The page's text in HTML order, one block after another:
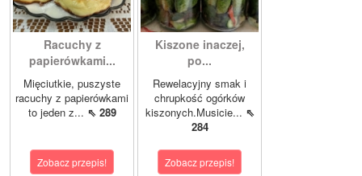
Racuchy z
papierówkami...
Mięciutkie, puszyste
racuchy z papierówkami
to jeden z... ⇖ 289
Zobacz przepis!
Kiszone inaczej,
po...
Rewelacyjny smak i
chrupkość ogórków
kiszonych.Musicie... ⇖
284
Zobacz przepis!